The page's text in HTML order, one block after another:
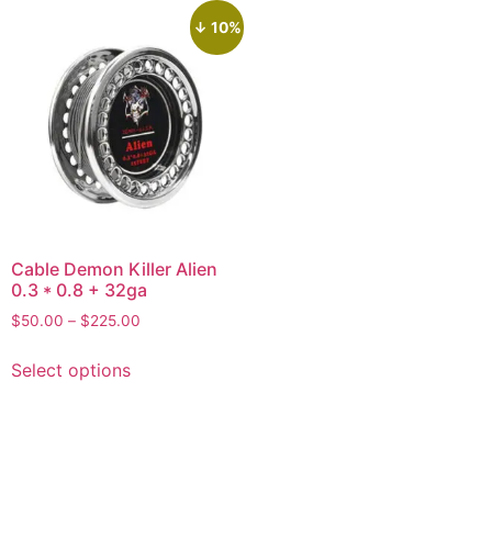
↓ 10%
Cable Demon Killer Alien
0.3 * 0.8 + 32ga
$50.00 – $225.00
Select options